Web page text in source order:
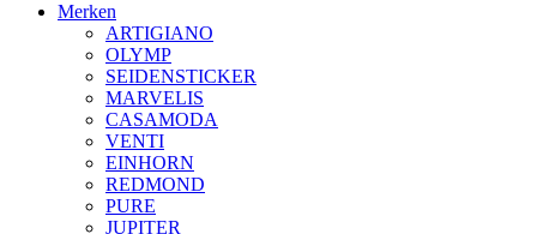
Merken
ARTIGIANO
OLYMP
SEIDENSTICKER
MARVELIS
CASAMODA
VENTI
EINHORN
REDMOND
PURE
JUPITER